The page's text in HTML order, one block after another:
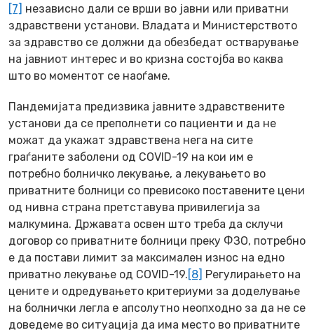
[7] независно дали се врши во јавни или приватни
здравствени установи. Владата и Министерството
за здравство се должни да обезбедат остварување
на јавниот интерес и во кризна состојба во каква
што во моментот се наоѓаме.
Пандемијата предизвика јавните здравствените
установи да се преполнети со пациенти и да не
можат да укажат здравствена нега на сите
граѓаните заболени од COVID-19 на кои им е
потребно болничко лекување, а лекувањето во
приватните болници со превисоко поставените цени
од нивна страна претставува привилегија за
малкумина. Државата освен што треба да склучи
договор со приватните болници преку ФЗО, потребно
е да постави лимит за максимален износ на едно
приватно лекување од COVID-19.[8] Регулирањето на
цените и одредувањето критериуми за доделување
на болнички легла е апсолутно неопходно за да не се
доведеме во ситуација да има место во приватните